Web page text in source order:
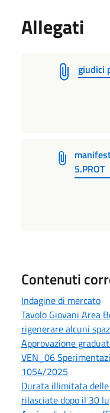
Allegati
giudici
5.PROT
Contenuti
Indagine di mercato
Tavolo Giovani Area
rigenerare alcuni
Approvazione
VEN_06
1054/2025
Durata illimitata
rilasciate dopo il 30